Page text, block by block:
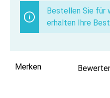
Bestellen Sie für
erhalten Ihre
Merken